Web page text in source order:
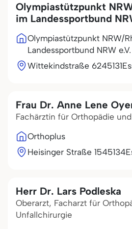
Olympiastützpunkt
im Landessportbund
Olympiastützpunkt NRW/
Landessportbund NRW e.V.
Wittekindstraße 6245131
Frau Dr. Anne Lene
Fachärztin für Orthopädie
Orthoplus
Heisinger Straße 1545134
Herr Dr. Lars Podleska
Oberarzt, Facharzt für
Unfallchirurgie